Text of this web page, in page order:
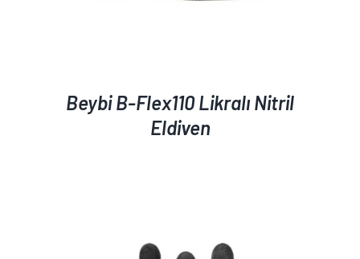
Beybi B-Flex110 Likralı Nitril
Eldiven